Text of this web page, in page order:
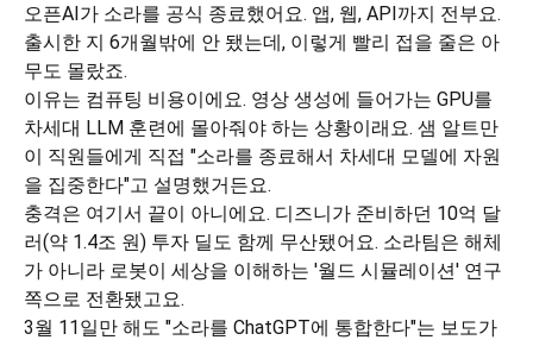
오픈AI가 소라를 공식 종료했어요. 앱, 웹, API까지 전부요.
출시한 지 6개월밖에 안 됐는데, 이렇게 빨리 접을 줄은 아
무도 몰랐죠.
이유는 컴퓨팅 비용이에요. 영상 생성에 들어가는 GPU를
차세대 LLM 훈련에 몰아줘야 하는 상황이래요. 샘 알트만
이 직원들에게 직접 "소라를 종료해서 차세대 모델에 자원
을 집중한다"고 설명했거든요.
충격은 여기서 끝이 아니에요. 디즈니가 준비하던 10억 달
러(약 1.4조 원) 투자 딜도 함께 무산됐어요. 소라팀은 해체
가 아니라 로봇이 세상을 이해하는 '월드 시뮬레이션' 연구
쪽으로 전환됐고요.
3월 11일만 해도 "소라를 ChatGPT에 통합한다"는 보도가